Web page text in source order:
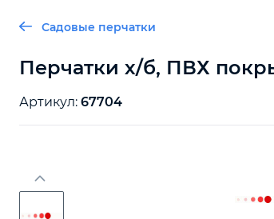
Садовые перчатки
Перчатки х/б, ПВХ
Артикул: 67704